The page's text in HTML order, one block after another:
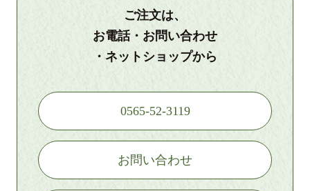
ご注文は、
お電話・お問い合わせ
・ネットショップから
0565-52-3119
お問い合わせ